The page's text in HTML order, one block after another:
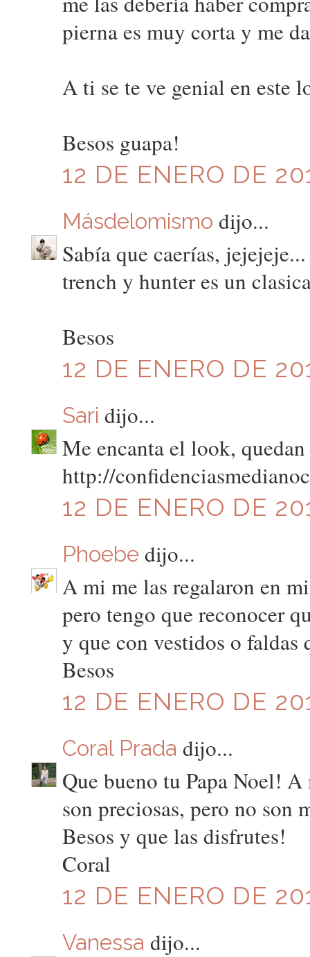
pierna es muy corta y me
A ti se te ve genial en este
Besos guapa!
12 DE ENERO DE
Másdelomismo dijo...
Sabía que caerías,
trench y hunter es un
Besos
12 DE ENERO DE
Sari dijo...
Me encanta el look,
http://
12 DE ENERO DE
Phoebe dijo...
A mi me las regalaron en
pero tengo que reconocer
y que con vestidos o faldas
Besos
12 DE ENERO DE
Coral Prada dijo...
Que bueno tu Papa Noel!
son preciosas, pero no son
Besos y que las disfrutes!
Coral
12 DE ENERO DE
Vanessa dijo...